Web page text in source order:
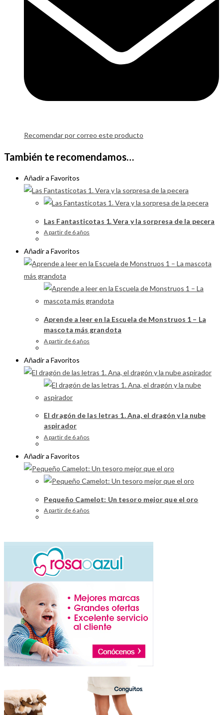
Recomendar por correo este producto
También te recomendamos…
Añadir a Favoritos
Las Fantasticotas 1. Vera y la sorpresa de la pecera
A partir de 6 años
Añadir a Favoritos
Aprende a leer en la Escuela de Monstruos 1 – La
mascota más grandota
A partir de 6 años
Añadir a Favoritos
El dragón de las letras 1. Ana, el dragón y la nube
aspirador
A partir de 6 años
Añadir a Favoritos
Pequeño Camelot: Un tesoro mejor que el oro
A partir de 6 años